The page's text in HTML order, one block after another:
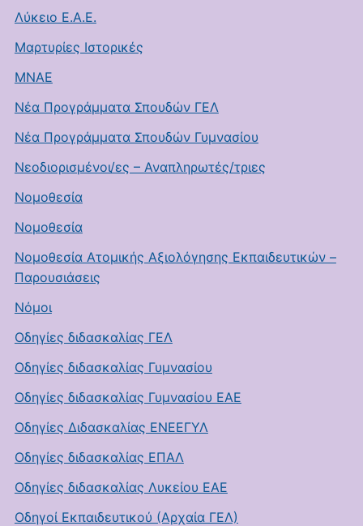
Λύκειο Ε.Α.Ε.
Μαρτυρίες Ιστορικές
ΜΝΑΕ
Νέα Προγράμματα Σπουδών ΓΕΛ
Νέα Προγράμματα Σπουδών Γυμνασίου
Νεοδιορισμένοι/ες – Αναπληρωτές/τριες
Νομοθεσία
Νομοθεσία
Νομοθεσία Ατομικής Αξιολόγησης Εκπαιδευτικών –
Παρουσιάσεις
Νόμοι
Οδηγίες διδασκαλίας ΓΕΛ
Οδηγίες διδασκαλίας Γυμνασίου
Οδηγίες διδασκαλίας Γυμνασίου ΕΑΕ
Οδηγίες Διδασκαλίας ΕΝΕΕΓΥΛ
Οδηγίες διδασκαλίας ΕΠΑΛ
Οδηγίες διδασκαλίας Λυκείου ΕΑΕ
Οδηγοί Εκπαιδευτικού (Αρχαία ΓΕΛ)